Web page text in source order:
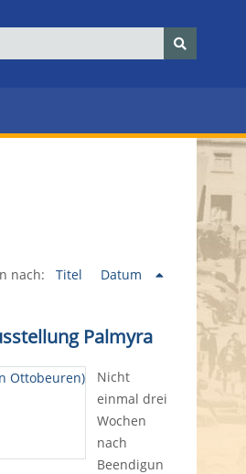
nach: Titel Datum
Palmyra
Nicht
einmal drei
Wochen
nach
Beendigun